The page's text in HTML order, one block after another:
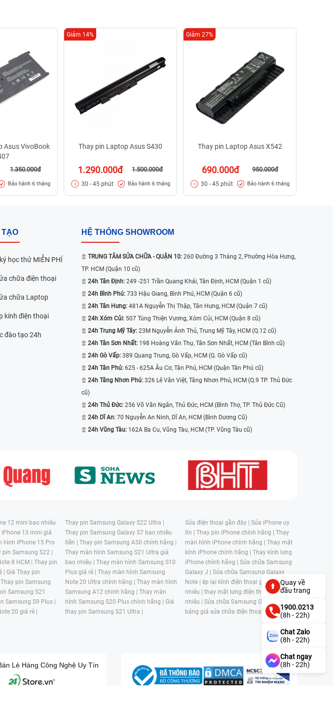
Asus VivoBook
1.350.000đ
Bảo hành 6 tháng
Thay pin Laptop Asus S430
1.290.000đ 1.500.000đ
Giảm 14%
30 - 45 phút Bảo hành 6 tháng
Thay pin Laptop Asus X542
690.000đ 950.000đ
Giảm 27%
30 - 45 phút Bảo hành 6 tháng
học thử MIỄN PHÍ
chữa điện thoại
chữa Laptop
kính điện thoại
đào tạo 24h
HỆ THỐNG SHOWROOM
TRUNG TÂM SỬA CHỮA - QUẬN 10: 260 Đường 3 Tháng 2, Phường Hòa Hưng,
TP. HCM (Quận 10 cũ)
24h Tân Định: 249 -251 Trần Quang Khải, Tân Định, HCM (Quận 1 cũ)
24h Bình Phú: 733 Hậu Giang, Bình Phú, HCM (Quận 6 cũ)
24h Tân Hưng: 481A Nguyễn Thị Thập, Tân Hưng, HCM (Quận 7 cũ)
24h Xóm Củi: 507 Tùng Thiện Vương, Xóm Củi, HCM (Quận 8 cũ)
24h Trung Mỹ Tây: 23M Nguyễn Ảnh Thủ, Trung Mỹ Tây, HCM (Q.12 cũ)
24h Tân Sơn Nhất: 198 Hoàng Văn Thụ, Tân Sơn Nhất, HCM (Tân Bình cũ)
24h Gò Vấp: 389 Quang Trung, Gò Vấp, HCM (Q. Gò Vấp cũ)
24h Tân Phú: 625 - 625A Âu Cơ, Tân Phú, HCM (Quận Tân Phú cũ)
24h Tăng Nhơn Phú: 326 Lê Văn Việt, Tăng Nhơn Phú, HCM (Q.9 TP. Thủ Đức
cũ)
24h Thủ Đức: 256 Võ Văn Ngân, Thủ Đức, HCM (Bình Thọ, TP. Thủ Đức Cũ)
24h Dĩ An: 70 Nguyễn An Ninh, Dĩ An, HCM (Bình Dương Cũ)
24h Vũng Tàu: 162A Ba Cu, Vũng Tàu, HCM (TP. Vũng Tàu cũ)
12 mini bao nhiêu
13 mini giá
hình iPhone 15 Pro
pin Samsung S22 |
8 HCM | Thay pin
| Giá Thay pin
Thay pin Samsung
Samsung S21
Samsung S9 Plus |
20 giá rẻ |
Thay pin Samsung Galaxy S22 Ultra |
Thay pin Samsung Galaxy S7 bao nhiêu
tiền | Thay pin Samsung A50 chính hãng |
Thay màn hình Samsung S21 Ultra giá
bao nhiêu | Thay màn hình Samsung S10
Plus giá rẻ | Thay màn hình Samsung
Note 20 Ultra chính hãng | Thay màn hình
Samsung A12 chính hãng | Thay màn
hình Samsung S20 Plus chính hãng | Giá
thay pin Samsung S21 Ultra |
Sửa điện thoại gần đây | Sửa iPhone uy
tín | Thay pin iPhone chính hãng | Thay
màn hình iPhone chính hãng | Thay mặt
kính iPhone chính hãng | Thay kính lưng
iPhone chính hãng | Sửa chữa Samsung
Galaxy J | Sửa chữa Samsung Galaxy
Note | ép lại kính điện thoại giá bao
nhiêu | thay mặt lưng điện thoại giá bao
nhiêu | Sửa chữa Samsung Galaxy S |
bảng giá sửa chữa điện thoại samsung |
Lẻ Hàng Công Nghệ Uy Tín
Quay về
đầu trang
1900.0213
(8h - 22h)
Chat Zalo
(8h - 22h)
Chat ngay
(8h - 22h)